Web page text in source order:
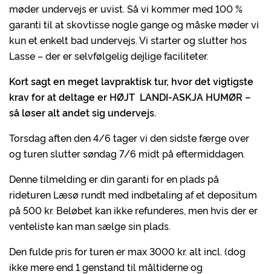
møder undervejs er uvist. Så vi kommer med 100 %
garanti til at skovtisse nogle gange og måske møder vi
kun et enkelt bad undervejs. Vi starter og slutter hos
Lasse – der er selvfølgelig dejlige faciliteter.
Kort sagt en meget lavpraktisk tur, hvor det vigtigste
krav for at deltage er HØJT LANDI-ASKJA HUMØR –
så løser alt andet sig undervejs.
Torsdag aften den 4/6 tager vi den sidste færge over
og turen slutter søndag 7/6 midt på eftermiddagen.
Denne tilmelding er din garanti for en plads på
rideturen Læsø rundt med indbetaling af et depositum
på 500 kr. Beløbet kan ikke refunderes, men hvis der er
venteliste kan man sælge sin plads.
Den fulde pris for turen er max 3000 kr. alt incl. (dog
ikke mere end 1 genstand til måltiderne og